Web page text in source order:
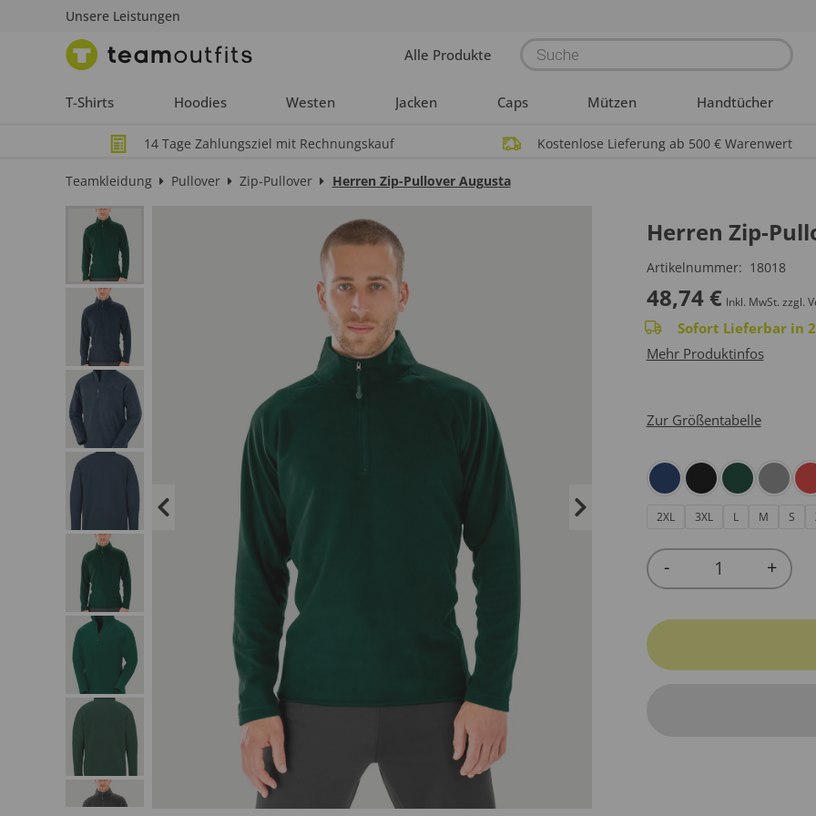
Unsere Leistungen
Alle Produkte Products
search
T-Shirts Hoodies Westen Jacken Caps Mützen Handtücher
14 Tage Zahlungsziel mit Rechnungskauf Kostenlose Lieferung ab 500 € Warenwert
Teamkleidung Pullover Zip-Pullover Herren Zip-Pullover Augusta
Herren Zip-
Artikelnummer: 18018
48,74 € Inkl. MwSt. zzgl.
Sofort Lieferbar in
Mehr Produktinfos
Zur Größentabelle
2XL 3XL L M S
Quantity
- +